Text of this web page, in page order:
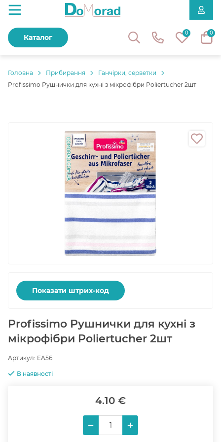
0 0
Каталог
Головнa Прибирання
Ганчірки, серветки
Profissimo Рушнички для кухні з мікрофібри Poliertucher 2шт
Показати штрих-код
Profissimo Рушнички для кухні з
мікрофібри Poliertucher 2шт
Артикул: EA56
В наявності
4.10 €